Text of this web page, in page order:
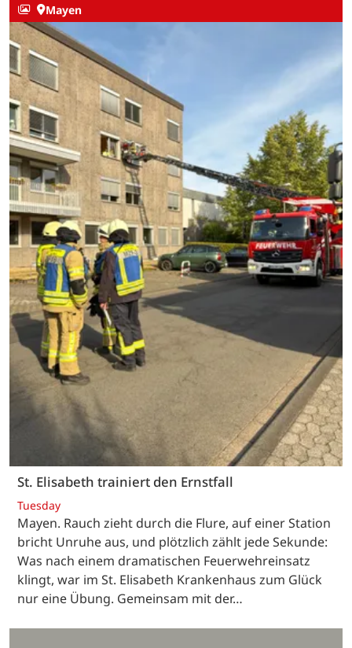
Mayen
St. Elisabeth trainiert den Ernstfall
Tuesday
Mayen. Rauch zieht durch die Flure, auf einer Station
bricht Unruhe aus, und plötzlich zählt jede Sekunde:
Was nach einem dramatischen Feuerwehreinsatz
klingt, war im St. Elisabeth Krankenhaus zum Glück
nur eine Übung. Gemeinsam mit der…